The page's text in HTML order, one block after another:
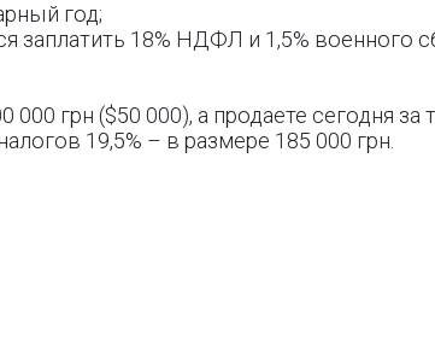
год;
заплатить 18% НДФЛ и 1,5% военного
грн ($50 000), а продаете сегодня за
19,5% – в размере 185 000 грн.